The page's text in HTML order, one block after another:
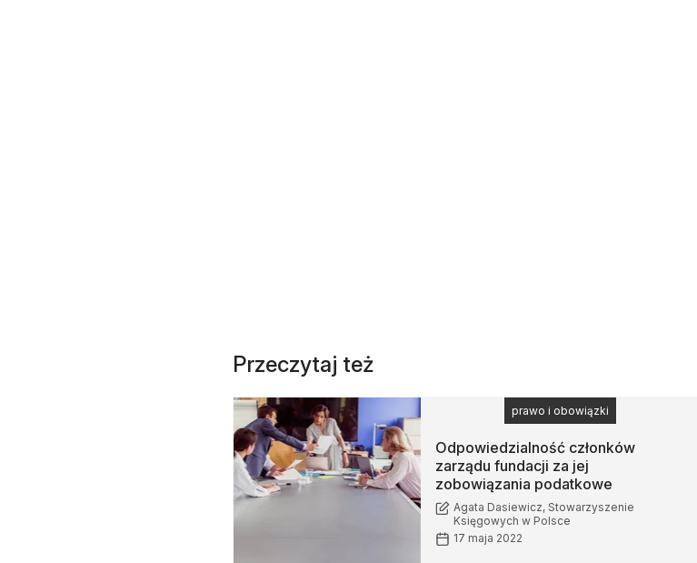
Przeczytaj też
Odpowiedzialność członków
zarządu fundacji za jej
zobowiązania podatkowe
Agata Dasiewicz, Stowarzyszenie
Księgowych w Polsce
17 maja 2022
prawo i obowiązki